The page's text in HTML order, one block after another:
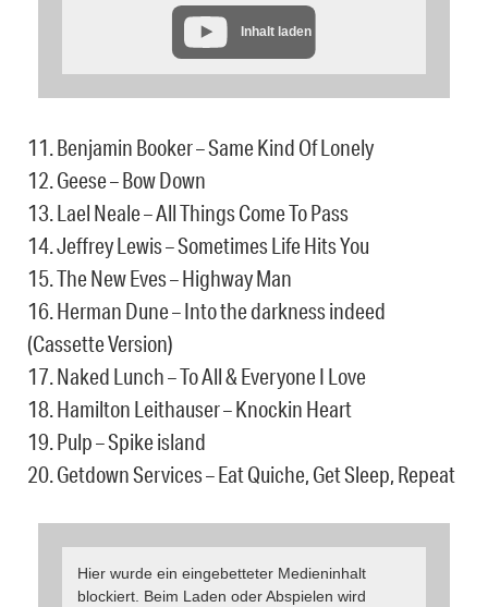
Inhalt laden
11. Benjamin Booker – Same Kind Of Lonely
12. Geese – Bow Down
13. Lael Neale – All Things Come To Pass
14. Jeffrey Lewis – Sometimes Life Hits You
15. The New Eves – Highway Man
16. Herman Dune – Into the darkness indeed
(Cassette Version)
17. Naked Lunch – To All & Everyone I Love
18. Hamilton Leithauser – Knockin Heart
19. Pulp – Spike island
20. Getdown Services – Eat Quiche, Get Sleep, Repeat
Hier wurde ein eingebetteter Medieninhalt
blockiert. Beim Laden oder Abspielen wird